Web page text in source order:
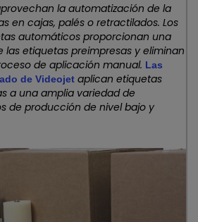
la automatización de la
en cajas, palés o retractilados. Los
automáticos proporcionan una
etiquetas preimpresas y eliminan
de aplicación manual. Las
de Videojet aplican etiquetas
a una amplia variedad de
de producción de nivel bajo y